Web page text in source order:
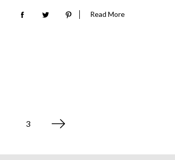
Read More
3